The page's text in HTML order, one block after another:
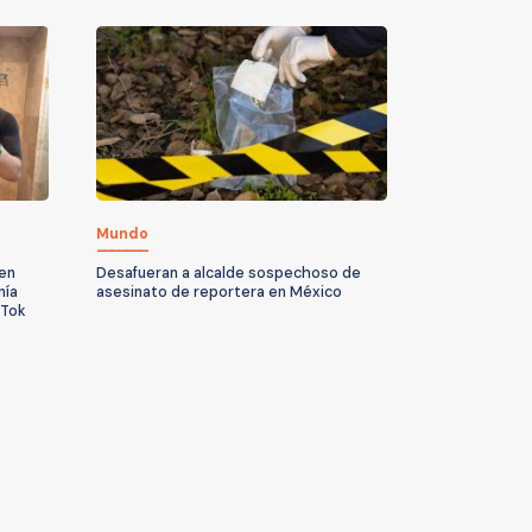
Mundo
Desafueran a alcalde sospechoso de
asesinato de reportera en México